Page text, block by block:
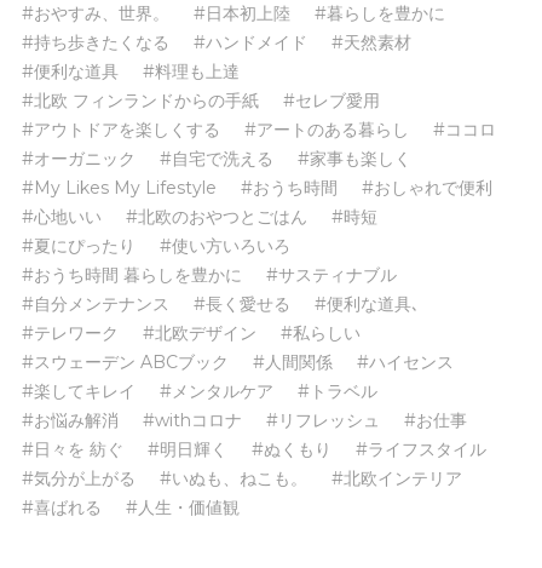
#おやすみ、世界。
#日本初上陸
#暮らしを豊かに
#持ち歩きたくなる
#ハンドメイド
#天然素材
#便利な道具
#料理も上達
#北欧 フィンランドからの手紙
#セレブ愛用
#アウトドアを楽しくする
#アートのある暮らし
#ココロ
#オーガニック
#自宅で洗える
#家事も楽しく
#My Likes My Lifestyle
#おうち時間
#おしゃれで便利
#心地いい
#北欧のおやつとごはん
#時短
#夏にぴったり
#使い方いろいろ
#おうち時間 暮らしを豊かに
#サスティナブル
#自分メンテナンス
#長く愛せる
#便利な道具､
#テレワーク
#北欧デザイン
#私らしい
#スウェーデン ABCブック
#人間関係
#ハイセンス
#楽してキレイ
#メンタルケア
#トラベル
#お悩み解消
#withコロナ #リフレッシュ
#お仕事
#日々を 紡ぐ
#明日輝く #ぬくもり
#ライフスタイル
#気分が上がる
#いぬも、ねこも。
#北欧インテリア
#喜ばれる
#人生・価値観